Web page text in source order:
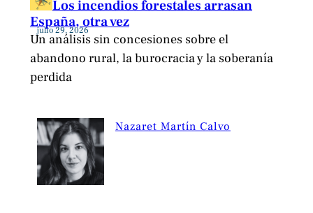
Los incendios forestales arrasan
España, otra vez
julio 29, 2026
Un análisis sin concesiones sobre el
abandono rural, la burocracia y la soberanía
perdida
Nazaret Martín Calvo